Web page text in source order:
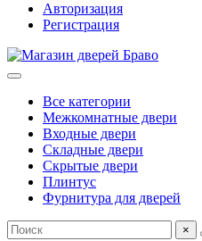
Авторизация
Регистрация
Все категории
Межкомнатные двери
Входные двери
Складные двери
Скрытые двери
Плинтус
Фурнитура для дверей
×